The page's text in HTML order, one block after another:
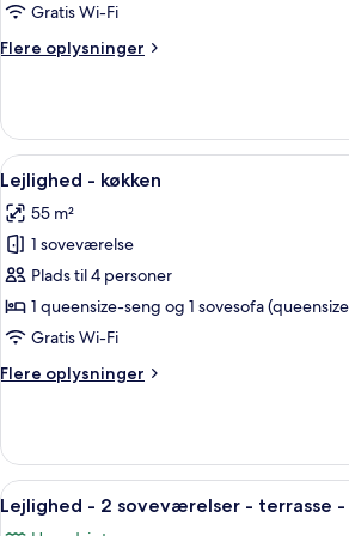
studiolejlighed
-
køkken
delvis
havudsigt
Gratis Wi-Fi
Flere oplysninger
Flere
studiolejlighed
køkken
delvis
havudsigt
Indlæs
alle
billeder
af
Lejlighed
-
køkken
En
12
Lejlighed - køkken
55 m²
1 soveværelse
Plads til 4 personer
1 queensize-seng og 1 sovesofa
Gratis Wi-Fi
Flere oplysninger
Flere
-
køkken
Indlæs
alle
Lejlighed
17
Lejlighed - 2 soveværelser - terrasse -